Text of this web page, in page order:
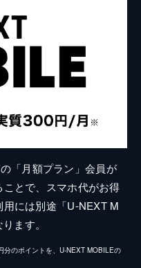
「月額プラン」会員が
とで、スマホ代がお得
には別途「U-NEXT M
ます。
のポイントを、U-NEXT MOBILEの